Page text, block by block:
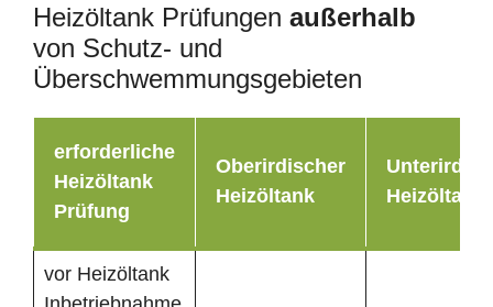
Heizöltank Prüfungen außerhalb
von Schutz- und
Überschwemmungsgebieten
erforderliche
Heizöltank
Prüfung
Oberirdischer
Heizöltank
Heizöltank
vor Heizöltank